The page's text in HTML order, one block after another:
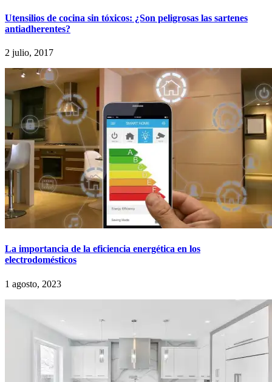
Utensilios de cocina sin tóxicos: ¿Son peligrosas las sartenes
antiadherentes?
2 julio, 2017
La importancia de la eficiencia energética en los
electrodomésticos
1 agosto, 2023